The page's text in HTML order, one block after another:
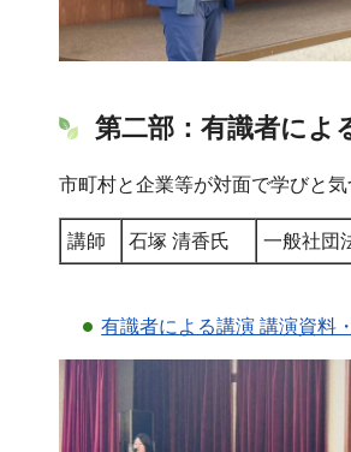
第二部：有識者によ
市町村と企業等が対面で学びと
講師 石塚 清香氏 一般社団
有識者による講演 講演資料